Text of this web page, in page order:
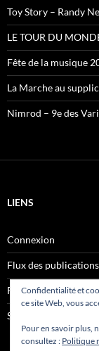
Toy Story – Randy
LE TOUR DU
Fête de la musique
La Marche au
Nimrod – 9e des
LIENS
Connexion
Flux des publications
Flux des
Site de WordPress-FR
Confidentialité et
ce site Web, vous
Pour en savoir plus,
consultez : Politique